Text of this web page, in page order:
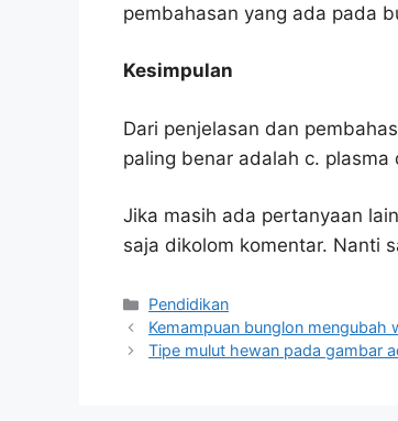
pembahasan yang ada pada
Kesimpulan
Dari penjelasan dan
paling benar adalah c. plasma
Jika masih ada pertanyaan
saja dikolom komentar. Nanti
Kategori
Pendidikan
Kemampuan bunglon mengubah
Tipe mulut hewan pada gambar